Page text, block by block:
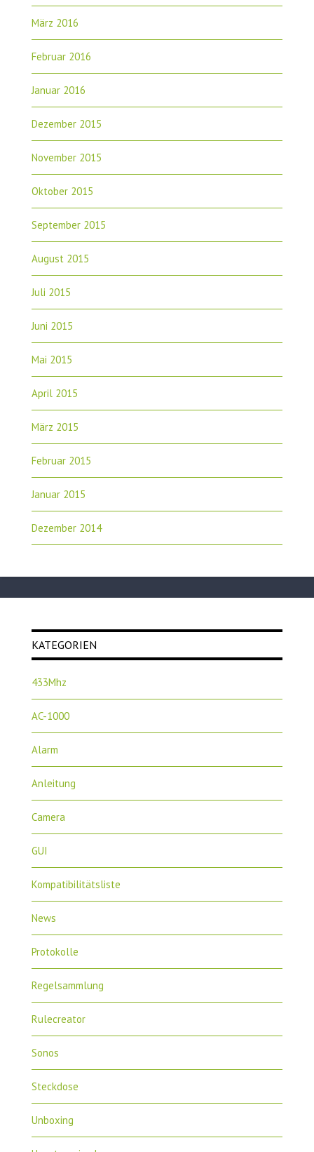
März 2016
Februar 2016
Januar 2016
Dezember 2015
November 2015
Oktober 2015
September 2015
August 2015
Juli 2015
Juni 2015
Mai 2015
April 2015
März 2015
Februar 2015
Januar 2015
Dezember 2014
KATEGORIEN
433Mhz
AC-1000
Alarm
Anleitung
Camera
GUI
Kompatibilitätsliste
News
Protokolle
Regelsammlung
Rulecreator
Sonos
Steckdose
Unboxing